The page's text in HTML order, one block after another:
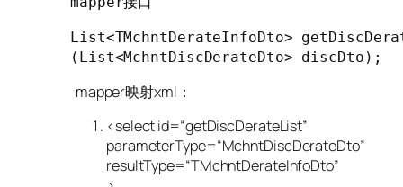
List<TMchntDerateInfoDto>
(List<MchntDiscDerateDto> discDto) ;
mapper映射xml：
<select id=“getDiscDerateList”
parameterType=“MchntDiscDerateDto”
resultType=“TMchntDerateInfoDto”